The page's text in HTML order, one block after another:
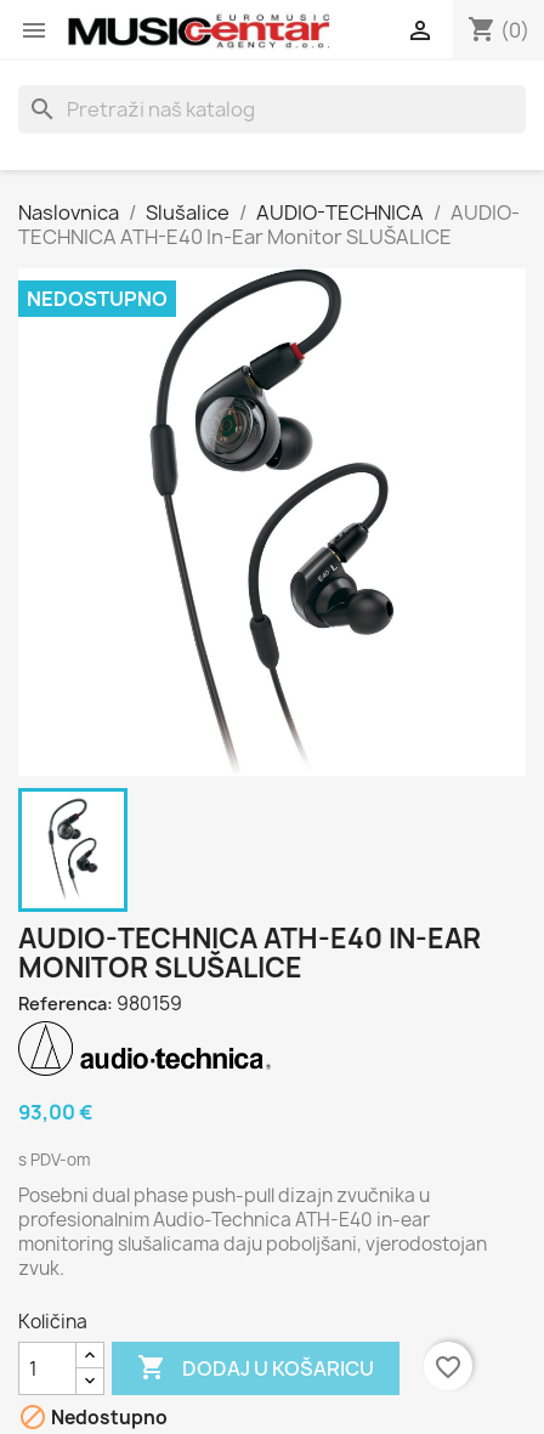
 shopping_cart (0)

search
Naslovnica Slušalice AUDIO-TECHNICA
AUDIO-
TECHNICA ATH-E40 In-Ear Monitor SLUŠALICE
NEDOSTUPNO
AUDIO-TECHNICA ATH-E40 IN-EAR
MONITOR SLUŠALICE
Referenca: 980159
93,00 €
s PDV-om
Posebni dual phase push-pull dizajn zvučnika u
profesionalnim Audio-Technica ATH-E40 in-ear
monitoring slušalicama daju poboljšani, vjerodostojan
zvuk.
Količina
 DODAJ U KOŠARICU
favorite_border
 Nedostupno